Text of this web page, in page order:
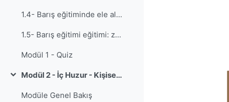
1.4- Barış eğitiminde ele alınacak temel temalar
1.5- Barış eğitimi eğitimi: zorluklar ve sınırlamalar
Modül 1 - Quiz
Collapse Modül 2 - İç Huzur - Kişisel Yabancılaşma ve Etkileri
Modüle Genel Bakış